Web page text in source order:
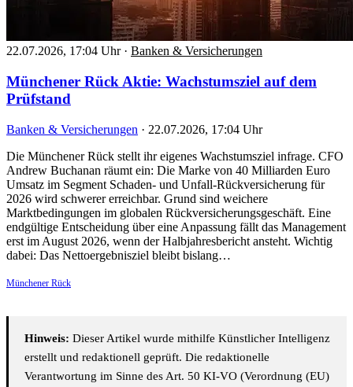
22.07.2026, 17:04 Uhr · Banken & Versicherungen
Münchener Rück Aktie: Wachstumsziel auf dem
Prüfstand
Banken & Versicherungen · 22.07.2026, 17:04 Uhr
Die Münchener Rück stellt ihr eigenes Wachstumsziel infrage. CFO
Andrew Buchanan räumt ein: Die Marke von 40 Milliarden Euro
Umsatz im Segment Schaden- und Unfall-Rückversicherung für
2026 wird schwerer erreichbar. Grund sind weichere
Marktbedingungen im globalen Rückversicherungsgeschäft. Eine
endgültige Entscheidung über eine Anpassung fällt das Management
erst im August 2026, wenn der Halbjahresbericht ansteht. Wichtig
dabei: Das Nettoergebnisziel bleibt bislang…
Münchener Rück
Hinweis: Dieser Artikel wurde mithilfe Künstlicher Intelligenz
erstellt und redaktionell geprüft. Die redaktionelle
Verantwortung im Sinne des Art. 50 KI-VO (Verordnung (EU)